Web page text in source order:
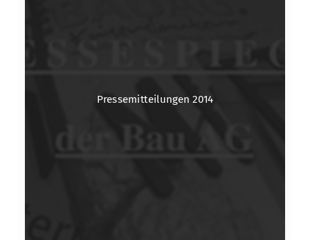
Pressemitteilungen 2014